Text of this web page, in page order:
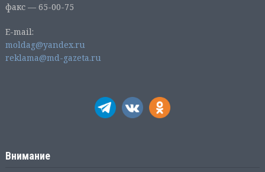
факс — 65-00-75
E-mail:
moldag@yandex.ru
reklama@md-gazeta.ru
Внимание